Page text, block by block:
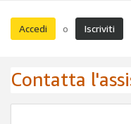
Accedi o Iscriviti
Contatta